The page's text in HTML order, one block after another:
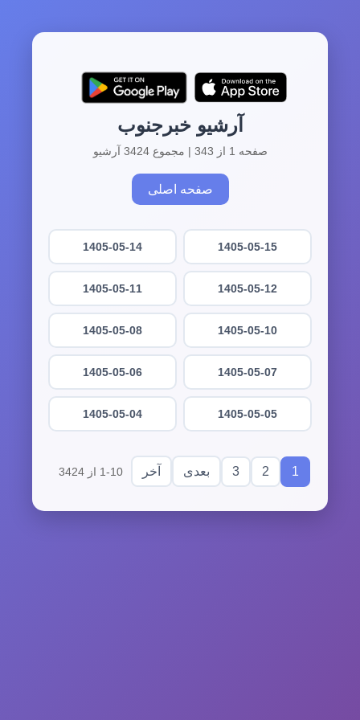
آرشیو خبرجنوب
صفحه 1 از 343 | مجموع 3424 آرشیو
صفحه اصلی
1405-05-15
1405-05-14
1405-05-12
1405-05-11
1405-05-10
1405-05-08
1405-05-07
1405-05-06
1405-05-05
1405-05-04
1
2
3 بعدی آخر 1-10 از 3424